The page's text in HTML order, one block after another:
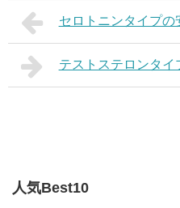
セロトニンタイプの
テストステロンタイ
人気Best10